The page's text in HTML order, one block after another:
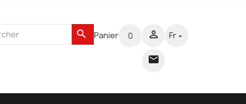
search Panier 0 

Fr 